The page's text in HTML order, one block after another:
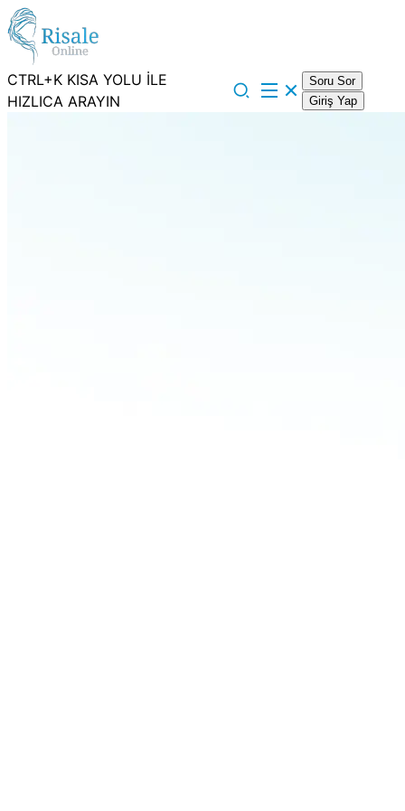
CTRL+K KISA YOLU İLE
HIZLICA ARAYIN
Soru Sor
Giriş Yap